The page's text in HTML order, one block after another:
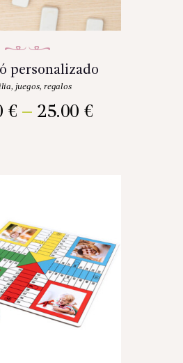
personalizado
, juegos, regalos
€ – 25.00 €